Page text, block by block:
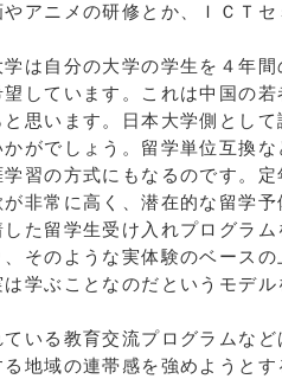
アニメの研修とか、ＩＣＴ
は自分の大学の学生を４年間
しています。これは中国の
思います。日本大学側とし
がでしょう。留学単位互換な
習の方式にもなるのです。定
非常に高く、潜在的な留学予
た留学生受け入れプログラ
そのような実体験のベース
学ぶことなのだというモデ
いる教育交流プログラムなど
地域の連帯感を強めようと